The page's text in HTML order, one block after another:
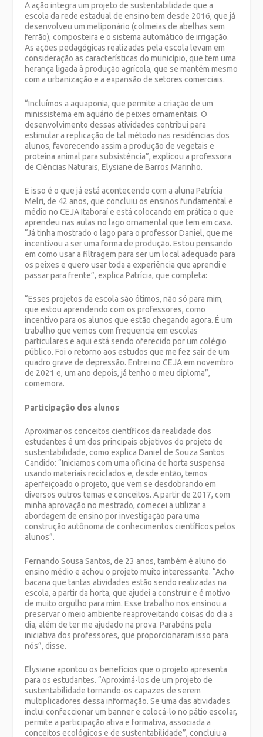
A ação integra um projeto de sustentabilidade que a
escola da rede estadual de ensino tem desde 2016, que já
desenvolveu um meliponário (colmeias de abelhas sem
ferrão), composteira e o sistema automático de irrigação.
As ações pedagógicas realizadas pela escola levam em
consideração as características do município, que tem uma
herança ligada à produção agrícola, que se mantém mesmo
com a urbanização e a expansão de setores comerciais.
“Incluímos a aquaponia, que permite a criação de um
minissistema em aquário de peixes ornamentais. O
desenvolvimento dessas atividades contribui para
estimular a replicação de tal método nas residências dos
alunos, favorecendo assim a produção de vegetais e
proteína animal para subsistência”, explicou a professora
de Ciências Naturais, Elysiane de Barros Marinho.
E isso é o que já está acontecendo com a aluna Patrícia
Melri, de 42 anos, que concluiu os ensinos fundamental e
médio no CEJA Itaboraí e está colocando em prática o que
aprendeu nas aulas no lago ornamental que tem em casa.
“Já tinha mostrado o lago para o professor Daniel, que me
incentivou a ser uma forma de produção. Estou pensando
em como usar a filtragem para ser um local adequado para
os peixes e quero usar toda a experiência que aprendi e
passar para frente”, explica Patrícia, que completa:
“Esses projetos da escola são ótimos, não só para mim,
que estou aprendendo com os professores, como
incentivo para os alunos que estão chegando agora. É um
trabalho que vemos com frequencia em escolas
particulares e aqui está sendo oferecido por um colégio
público. Foi o retorno aos estudos que me fez sair de um
quadro grave de depressão. Entrei no CEJA em novembro
de 2021 e, um ano depois, já tenho o meu diploma”,
comemora.
Participação dos alunos
Aproximar os conceitos científicos da realidade dos
estudantes é um dos principais objetivos do projeto de
sustentabilidade, como explica Daniel de Souza Santos
Candido: “Iniciamos com uma oficina de horta suspensa
usando materiais reciclados e, desde então, temos
aperfeiçoado o projeto, que vem se desdobrando em
diversos outros temas e conceitos. A partir de 2017, com
minha aprovação no mestrado, comecei a utilizar a
abordagem de ensino por investigação para uma
construção autônoma de conhecimentos científicos pelos
alunos”.
Fernando Sousa Santos, de 23 anos, também é aluno do
ensino médio e achou o projeto muito interessante. “Acho
bacana que tantas atividades estão sendo realizadas na
escola, a partir da horta, que ajudei a construir e é motivo
de muito orgulho para mim. Esse trabalho nos ensinou a
preservar o meio ambiente reaproveitando coisas do dia a
dia, além de ter me ajudado na prova. Parabéns pela
iniciativa dos professores, que proporcionaram isso para
nós”, disse.
Elysiane apontou os benefícios que o projeto apresenta
para os estudantes. “Aproximá-los de um projeto de
sustentabilidade tornando-os capazes de serem
multiplicadores dessa informação. Se uma das atividades
inclui confeccionar um banner e colocá-lo no pátio escolar,
permite a participação ativa e formativa, associada a
conceitos ecológicos e de sustentabilidade”, concluiu a